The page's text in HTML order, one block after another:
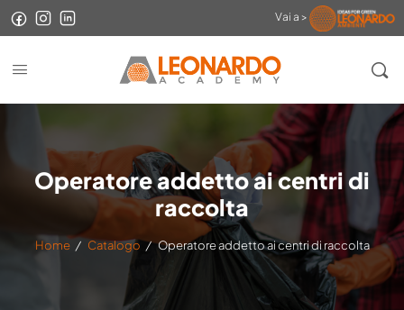
Vai a >
Operatore addetto ai centri di
raccolta
Home / Catalogo / Operatore addetto ai centri di raccolta